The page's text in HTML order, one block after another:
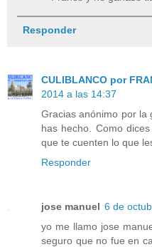
Responder
CULIBLANCO por
2014 a las 14:37
Gracias anónimo por la
has hecho. Como
que te cuenten lo que
Responder
jose manuel 6 de
yo me llamo jose
seguro que no fue en